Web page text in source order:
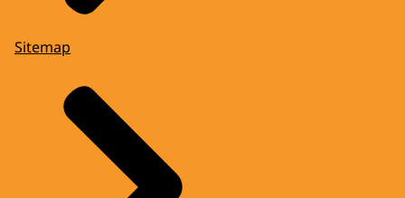
Sitemap